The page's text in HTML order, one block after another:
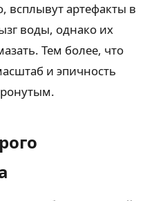
всплывут артефакты в
воды, однако их
Тем более, что
и эпичность